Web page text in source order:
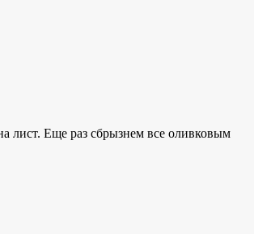
лист. Еще раз сбрызнем все оливковым